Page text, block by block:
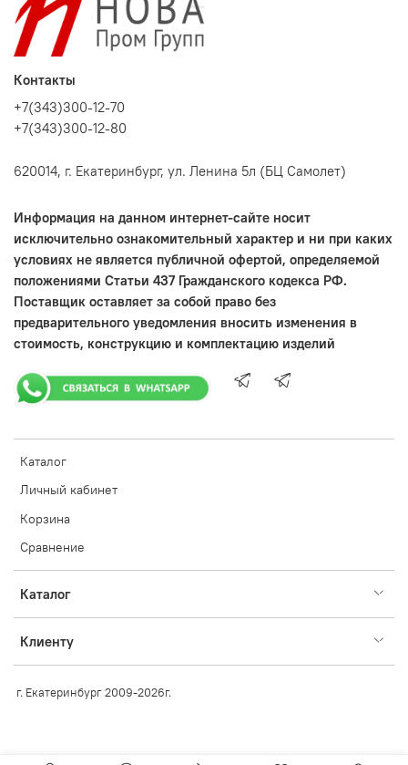
Каталог
Личный кабинет
Корзина
Сравнение
Каталог
Клиенту
Контакты
+7(343)300-12-70
+7(343)300-12-80
620014, г. Екатеринбург, ул. Ленина 5л (БЦ Самолет)
Информация на данном интернет-сайте носит
исключительно ознакомительный характер и ни при каких
условиях не является публичной офертой, определяемой
положениями Статьи 437 Гражданского кодекса РФ.
Поставщик оставляет за собой право без
предварительного уведомления вносить изменения в
стоимость, конструкцию и комплектацию изделий
г. Екатеринбург 2009-2026г.